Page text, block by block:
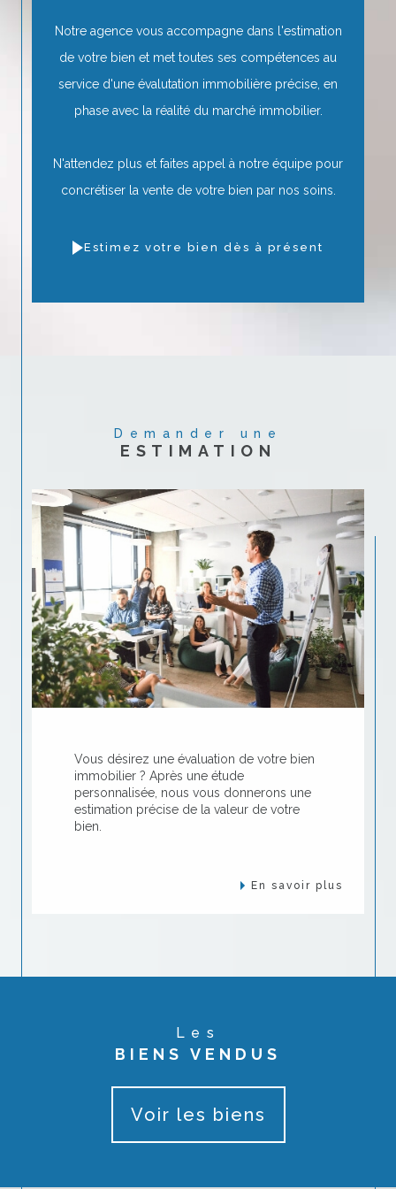
Notre agence vous accompagne dans l'estimation
de votre bien et met toutes ses compétences au
service d'une évalutation immobilière précise, en
phase avec la réalité du marché immobilier.
N'attendez plus et faites appel à notre équipe pour
concrétiser la vente de votre bien par nos soins.
Estimez votre bien dès à présent
Demander une
ESTIMATION
Vous désirez une évaluation de votre bien
immobilier ? Après une étude
personnalisée, nous vous donnerons une
estimation précise de la valeur de votre
bien.
En savoir plus
Les
BIENS VENDUS
Voir les biens